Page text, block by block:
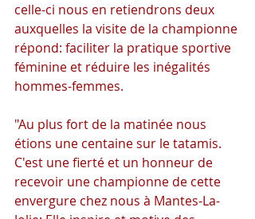
celle-ci nous en retiendrons deux
auxquelles la visite de la championne
répond: faciliter la pratique sportive
féminine et réduire les inégalités
hommes-femmes.
"Au plus fort de la matinée nous
étions une centaine sur le tatamis.
C'est une fierté et un honneur de
recevoir une championne de cette
envergure chez nous à Mantes-La-